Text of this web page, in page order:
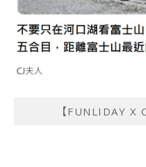
【FUNLIDAY X